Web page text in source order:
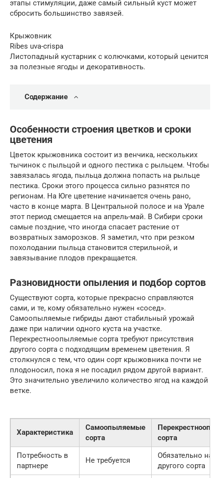
этапы стимуляции, даже самый сильный куст может
сбросить большинство завязей.
Крыжовник
Ribes uva-crispa
Листопадный кустарник с колючками, который ценится
за полезные ягоды и декоративность.
Содержание
Особенности строения цветков и сроки
цветения
Цветок крыжовника состоит из венчика, нескольких
тычинок с пыльцой и одного пестика с рыльцем. Чтобы
завязалась ягода, пыльца должна попасть на рыльце
пестика. Сроки этого процесса сильно разнятся по
регионам. На Юге цветение начинается очень рано,
часто в конце марта. В Центральной полосе и на Урале
этот период смещается на апрель-май. В Сибири сроки
самые поздние, что иногда спасает растение от
возвратных заморозков. Я заметил, что при резком
похолодании пыльца становится стерильной, и
завязывание плодов прекращается.
Разновидности опыления и подбор сортов
Существуют сорта, которые прекрасно справляются
сами, и те, кому обязательно нужен «сосед».
Самоопыляемые гибриды дают стабильный урожай
даже при наличии одного куста на участке.
Перекрестноопыляемые сорта требуют присутствия
другого сорта с подходящим временем цветения. Я
столкнулся с тем, что один сорт крыжовника почти не
плодоносил, пока я не посадил рядом другой вариант.
Это значительно увеличило количество ягод на каждой
ветке.
Характеристика
Самоопыляемые
сорта
сорта
Потребность в
партнере
Не требуется
Обязательно
другого сорта